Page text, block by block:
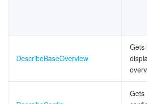
DescribeBaseOverview
Gets
Gets